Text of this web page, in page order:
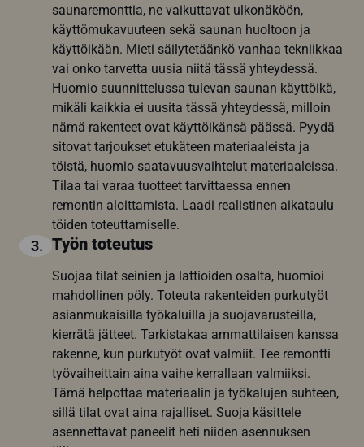
saunaremonttia, ne vaikuttavat ulkonäköön,
käyttömukavuuteen sekä saunan huoltoon ja
käyttöikään. Mieti säilytetäänkö vanhaa tekniikkaa
vai onko tarvetta uusia niitä tässä yhteydessä.
Huomio suunnittelussa tulevan saunan käyttöikä,
mikäli kaikkia ei uusita tässä yhteydessä, milloin
nämä rakenteet ovat käyttöikänsä päässä. Pyydä
sitovat tarjoukset etukäteen materiaaleista ja
töistä, huomio saatavuusvaihtelut materiaaleissa.
Tilaa tai varaa tuotteet tarvittaessa ennen
remontin aloittamista. Laadi realistinen aikataulu
töiden toteuttamiselle.
3. Työn toteutus
Suojaa tilat seinien ja lattioiden osalta, huomioi
mahdollinen pöly. Toteuta rakenteiden purkutyöt
asianmukaisilla työkaluilla ja suojavarusteilla,
kierrätä jätteet. Tarkistakaa ammattilaisen kanssa
rakenne, kun purkutyöt ovat valmiit. Tee remontti
työvaiheittain aina vaihe kerrallaan valmiiksi.
Tämä helpottaa materiaalin ja työkalujen suhteen,
sillä tilat ovat aina rajalliset. Suoja käsittele
asennettavat paneelit heti niiden asennuksen